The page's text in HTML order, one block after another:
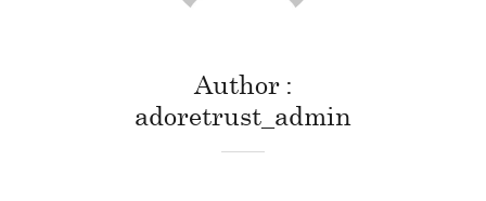
Author
adoretrust_admin